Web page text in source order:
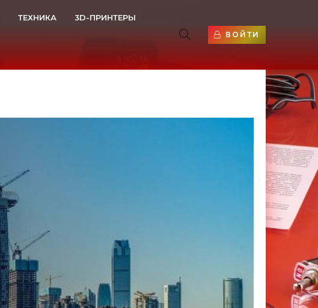
ТЕХНИКА 3D-ПРИНТЕРЫ
ВОЙТИ